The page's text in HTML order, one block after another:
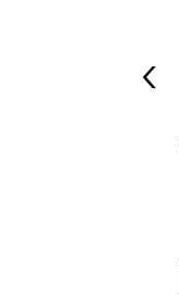
‹